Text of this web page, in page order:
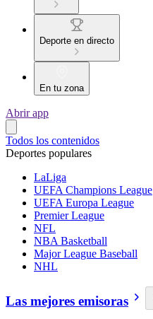
Deporte en directo
En tu zona
Abrir app
Todos los contenidos
Deportes populares
LaLiga
UEFA Champions League
UEFA Europa League
Premier League
NFL
NBA Basketball
Major League Baseball
NHL
Las mejores emisoras